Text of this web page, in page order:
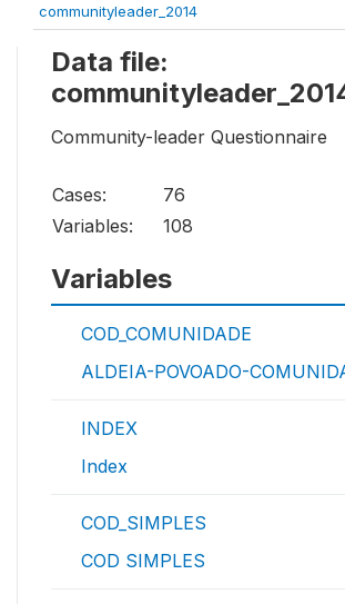
communityleader_2014
Data file:
Community-leader Questionnaire
Cases:
76
Variables:
108
Variables
COD_COMUNIDADE
ALDEIA-POVOADO-
INDEX
Index
COD_SIMPLES
COD SIMPLES